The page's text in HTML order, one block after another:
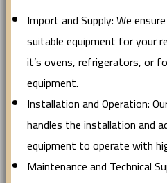
Import and Supply: We
suitable equipment for
it’s ovens, refrigerators,
equipment.
Installation and Operation:
handles the installation
equipment to operate with
Maintenance and